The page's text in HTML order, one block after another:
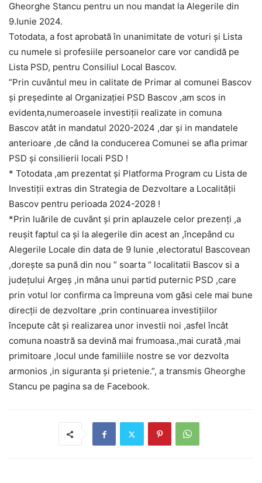
Gheorghe Stancu pentru un nou mandat la Alegerile din
9.Iunie 2024.
Totodata, a fost aprobată în unanimitate de voturi și Lista
cu numele si profesiile persoanelor care vor candidă pe
Lista PSD, pentru Consiliul Local Bascov.
”Prin cuvântul meu in calitate de Primar al comunei Bascov
și președinte al Organizației PSD Bascov ,am scos in
evidenta,numeroasele investiții realizate in comuna
Bascov atât in mandatul 2020-2024 ,dar și in mandatele
anterioare ,de când la conducerea Comunei se afla primar
PSD și consilierii locali PSD !
* Totodata ,am prezentat și Platforma Program cu Lista de
Investiții extras din Strategia de Dezvoltare a Localității
Bascov pentru perioada 2024-2028 !
*Prin luările de cuvânt și prin aplauzele celor prezenți ,a
reușit faptul ca și la alegerile din acest an ,începând cu
Alegerile Locale din data de 9 Iunie ,electoratul Bascovean
,dorește sa pună din nou “ soarta “ localitatii Bascov si a
județului Argeș ,in mâna unui partid puternic PSD ,care
prin votul lor confirma ca împreuna vom găsi cele mai bune
direcții de dezvoltare ,prin continuarea investițiilor
începute cât și realizarea unor investii noi ,asfel încât
comuna noastră sa devină mai frumoasa.,mai curată ,mai
primitoare ,locul unde familiile nostre se vor dezvolta
armonios ,in siguranta și prietenie.”, a transmis Gheorghe
Stancu pe pagina sa de Facebook.